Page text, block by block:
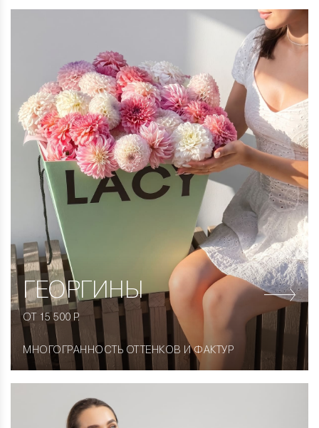
ГЕОРГИНЫ
ОТ 15 500 Р.
МНОГОГРАННОСТЬ ОТТЕНКОВ И ФАКТУР